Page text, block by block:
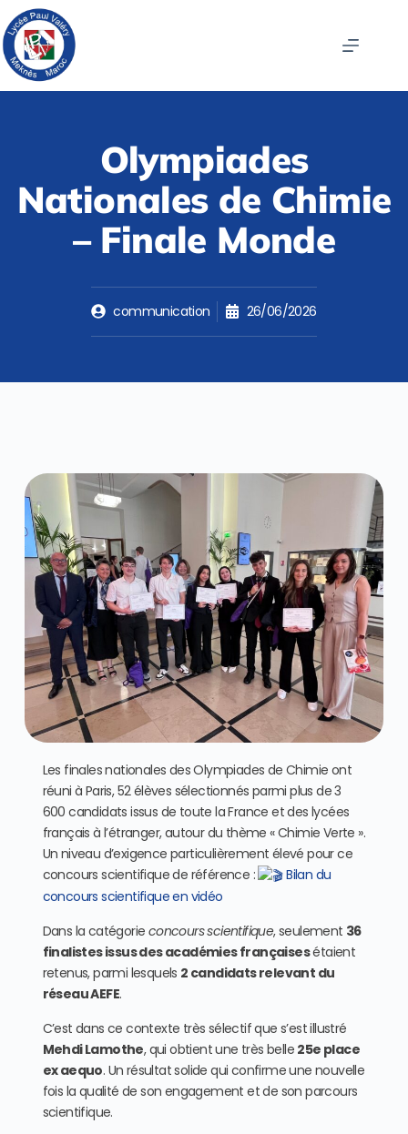
Olympiades
Nationales de Chimie
– Finale Monde
communication 26/06/2026
Les finales nationales des Olympiades de Chimie ont
réuni à Paris, 52 élèves sélectionnés parmi plus de 3
600 candidats issus de toute la France et des lycées
français à l’étranger, autour du thème « Chimie Verte ».
Un niveau d’exigence particulièrement élevé pour ce
concours scientifique de référence :
Bilan du
concours scientifique en vidéo
Dans la catégorie concours scientifique, seulement 36
finalistes issus des académies françaisesétaient
retenus, parmi lesquels 2 candidats relevant du
réseau AEFE.
C’est dans ce contexte très sélectif que s’est illustré
Mehdi Lamothe, qui obtient une très belle 25e place
ex aequo. Un résultat solide qui confirme une nouvelle
fois la qualité de son engagement et de son parcours
scientifique.